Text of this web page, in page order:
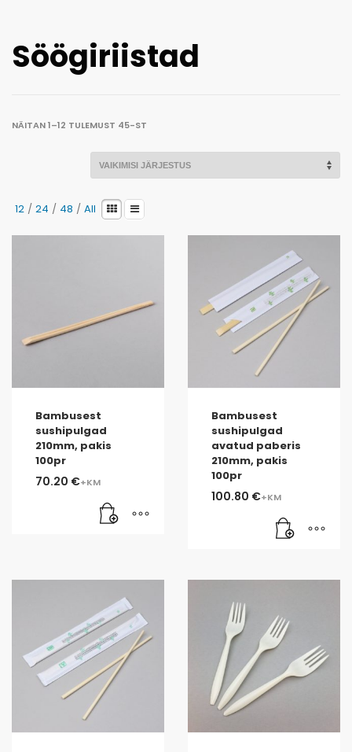
Söögiriistad
NÄITAN 1–12 TULEMUST 45-ST
12 / 24 / 48 / All
Bambusest
sushipulgad
210mm, pakis
100pr
70.20 €
Bambusest
sushipulgad
avatud paberis
210mm, pakis
100pr
100.80 €